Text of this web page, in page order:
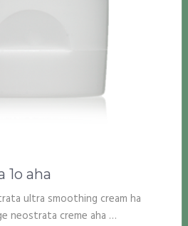
aha
ultra smoothing cream ha
neostrata creme aha …